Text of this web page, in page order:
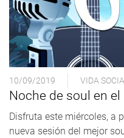
10/09/2019 VIDA
Noche de soul en
Disfruta este miércoles, a
nueva sesión del mejor